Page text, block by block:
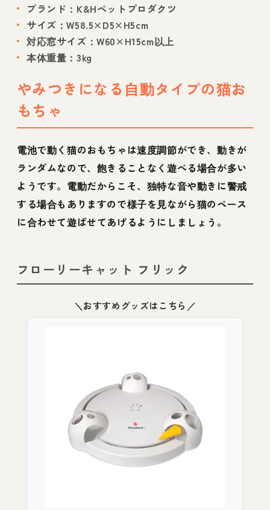
ブランド：K&Hペットプロダクツ
サイズ：W58.5×D5×H5cm
対応窓サイズ：W60×H15cm以上
本体重量：3kg
やみつきになる自動タイプの猫お
もちゃ
電池で動く猫のおもちゃは速度調節ができ、動きが
ランダムなので、飽きることなく遊べる場合が多い
ようです。電動だからこそ、独特な音や動きに警戒
する場合もありますので様子を見ながら猫のペース
に合わせて遊ばせてあげるようにしましょう。
フローリーキャット フリック
＼おすすめグッズはこちら／